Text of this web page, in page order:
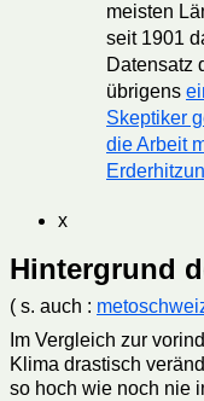
meisten
seit 1901
Datensatz
übrigens
Skeptiker
die Arbeit
x
Hintergrund
( s. auch :
Im Vergleich zur
Klima drastisch
so hoch wie noch nie